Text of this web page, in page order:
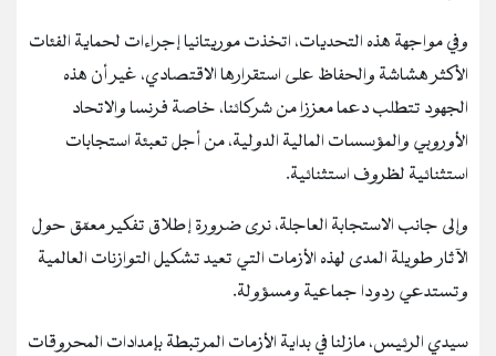
وفي مواجهة هذه التحديات، اتخذت موريتانيا إجراءات لحماية الفئات
الأكثر هشاشة والحفاظ على استقرارها الاقتصادي، غير أن هذه
الجهود تتطلب دعما معززا من شركائنا، خاصة فرنسا والاتحاد
الأوروبي والمؤسسات المالية الدولية، من أجل تعبئة استجابات
استثنائية لظروف استثنائية.
وإلى جانب الاستجابة العاجلة، نرى ضرورة إطلاق تفكير معمّق حول
الآثار طويلة المدى لهذه الأزمات التي تعيد تشكيل التوازنات العالمية
وتستدعي ردودا جماعية ومسؤولة.
سيدي الرئيس، مازلنا في بداية الأزمات المرتبطة بإمدادات المحروقات